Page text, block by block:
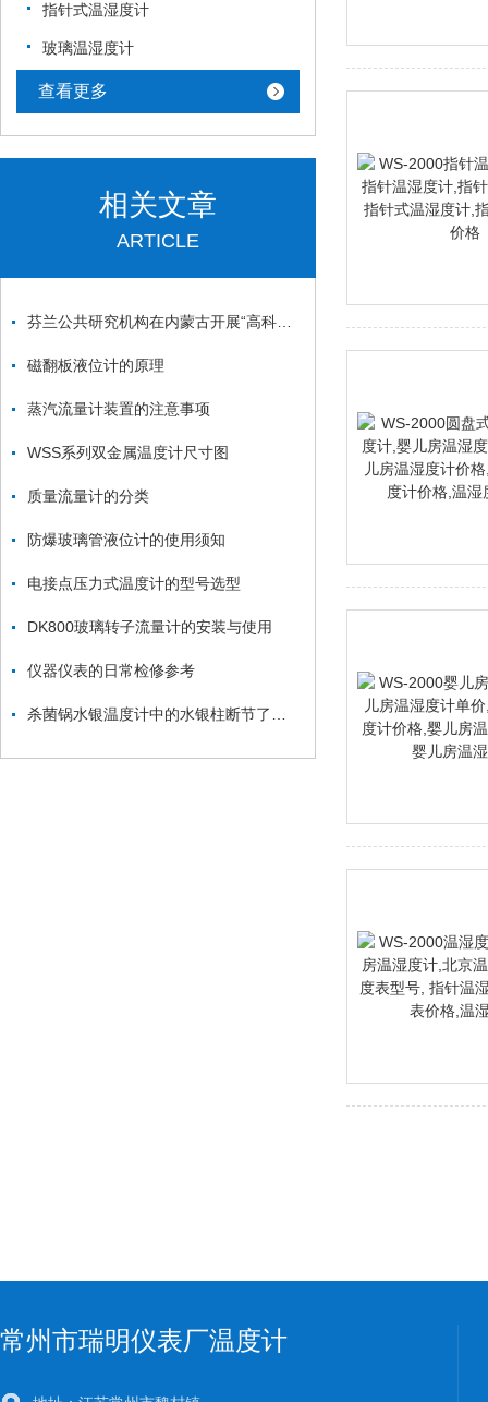
指针式温湿度计
玻璃温湿度计
查看更多
相关文章
ARTICLE
磁翻板液位计的原理
蒸汽流量计装置的注意事项
WSS系列双金属温度计尺寸图
质量流量计的分类
防爆玻璃管液位计的使用须知
电接点压力式温度计的型号选型
DK800玻璃转子流量计的安装与使用
仪器仪表的日常检修参考
常州市瑞明仪表厂温度计